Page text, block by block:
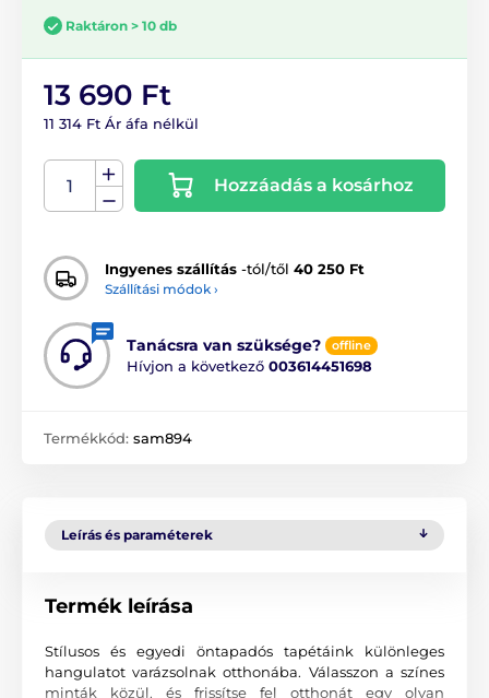
Raktáron > 10 db
13 690 Ft
11 314 Ft Ár áfa nélkül
Hozzáadás a kosárhoz
Ingyenes szállítás -tól/től 40 250 Ft
Szállítási módok ›
Tanácsra van szüksége? offline
Hívjon a következő 003614451698
Termékkód: sam894
Leírás és paraméterek
Termék leírása
Stílusos és egyedi öntapadós tapétáink különleges
hangulatot varázsolnak otthonába. Válasszon a színes
minták közül, és frissítse fel otthonát egy olyan